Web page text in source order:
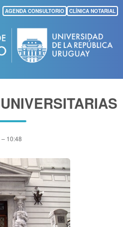
Pasar
al
contenido
principal
AGENDA CONSULTORIO CLÍNICA NOTARIAL
10:48